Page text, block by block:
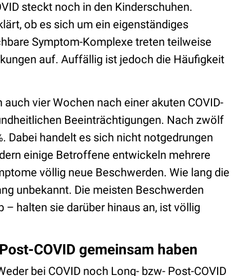
steckt noch in den Kinderschuhen.
ob es sich um ein eigenständiges
Symptom-Komplexe treten teilweise
auf. Auffällig ist jedoch die Häufigkeit
vier Wochen nach einer akuten COVID-
Beeinträchtigungen. Nach zwölf
Dabei handelt es sich nicht notgedrungen
einige Betroffene entwickeln mehrere
völlig neue Beschwerden. Wie lang die
unbekannt. Die meisten Beschwerden
halten sie darüber hinaus an, ist völlig
COVID gemeinsam haben
bei COVID noch Long- bzw- Post-COVID